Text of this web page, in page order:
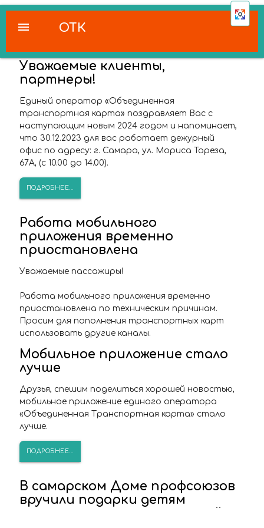
ОТК
menu
Уважаемые клиенты,
партнеры!
Единый оператор «Объединенная
транспортная карта» поздравляет Вас с
наступающим новым 2024 годом и напоминает,
что 30.12.2023 для вас работает дежурный
офис по адресу: г. Самара, ул. Мориса Тореза,
67А, (с 10.00 до 14.00).
ПОДРОБНЕЕ...
Работа мобильного
приложения временно
приостановлена
Уважаемые пассажиры!
Работа мобильного приложения временно
приостановлена по техническим причинам.
Просим для пополнения транспортных карт
использовать другие каналы.
Мобильное приложение стало
лучше
Друзья, спешим поделиться хорошей новостью,
мобильное приложение единого оператора
«Объединенная Транспортная карта» стало
лучше.
ПОДРОБНЕЕ...
В самарском Доме профсоюзов
вручили подарки детям